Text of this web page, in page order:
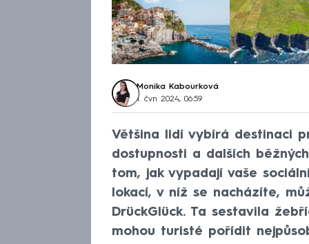
Monika Kabourková
1. čvn 2024, 06:59
Většina lidí vybírá destinaci
dostupnosti a dalších
tom, jak vypadají vaše
lokací, v níž se nacházíte,
DrückGlück. Ta sestavila
mohou turisté pořídit